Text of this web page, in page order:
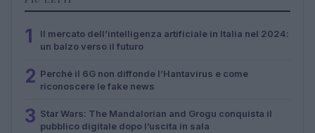
1
Il mercato dell’intelligenza artificiale in Italia nel 2024:
un balzo verso il futuro
2 Perché il 6G non diffonde l’Hantavirus e come
riconoscere le fake news
3 Star Wars: The Mandalorian and Grogu conquista il
pubblico digitale dopo l’uscita in sala